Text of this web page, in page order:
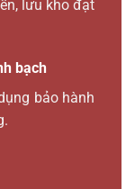
lưu kho đạt
bạch
bảo hành